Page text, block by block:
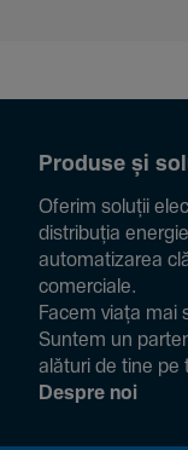
Produse și
Oferim soluții
distribuția
auto­ma­ti­zarea
comer­ciale.
Facem viața mai
Suntem un
alături de tine pe
Despre noi